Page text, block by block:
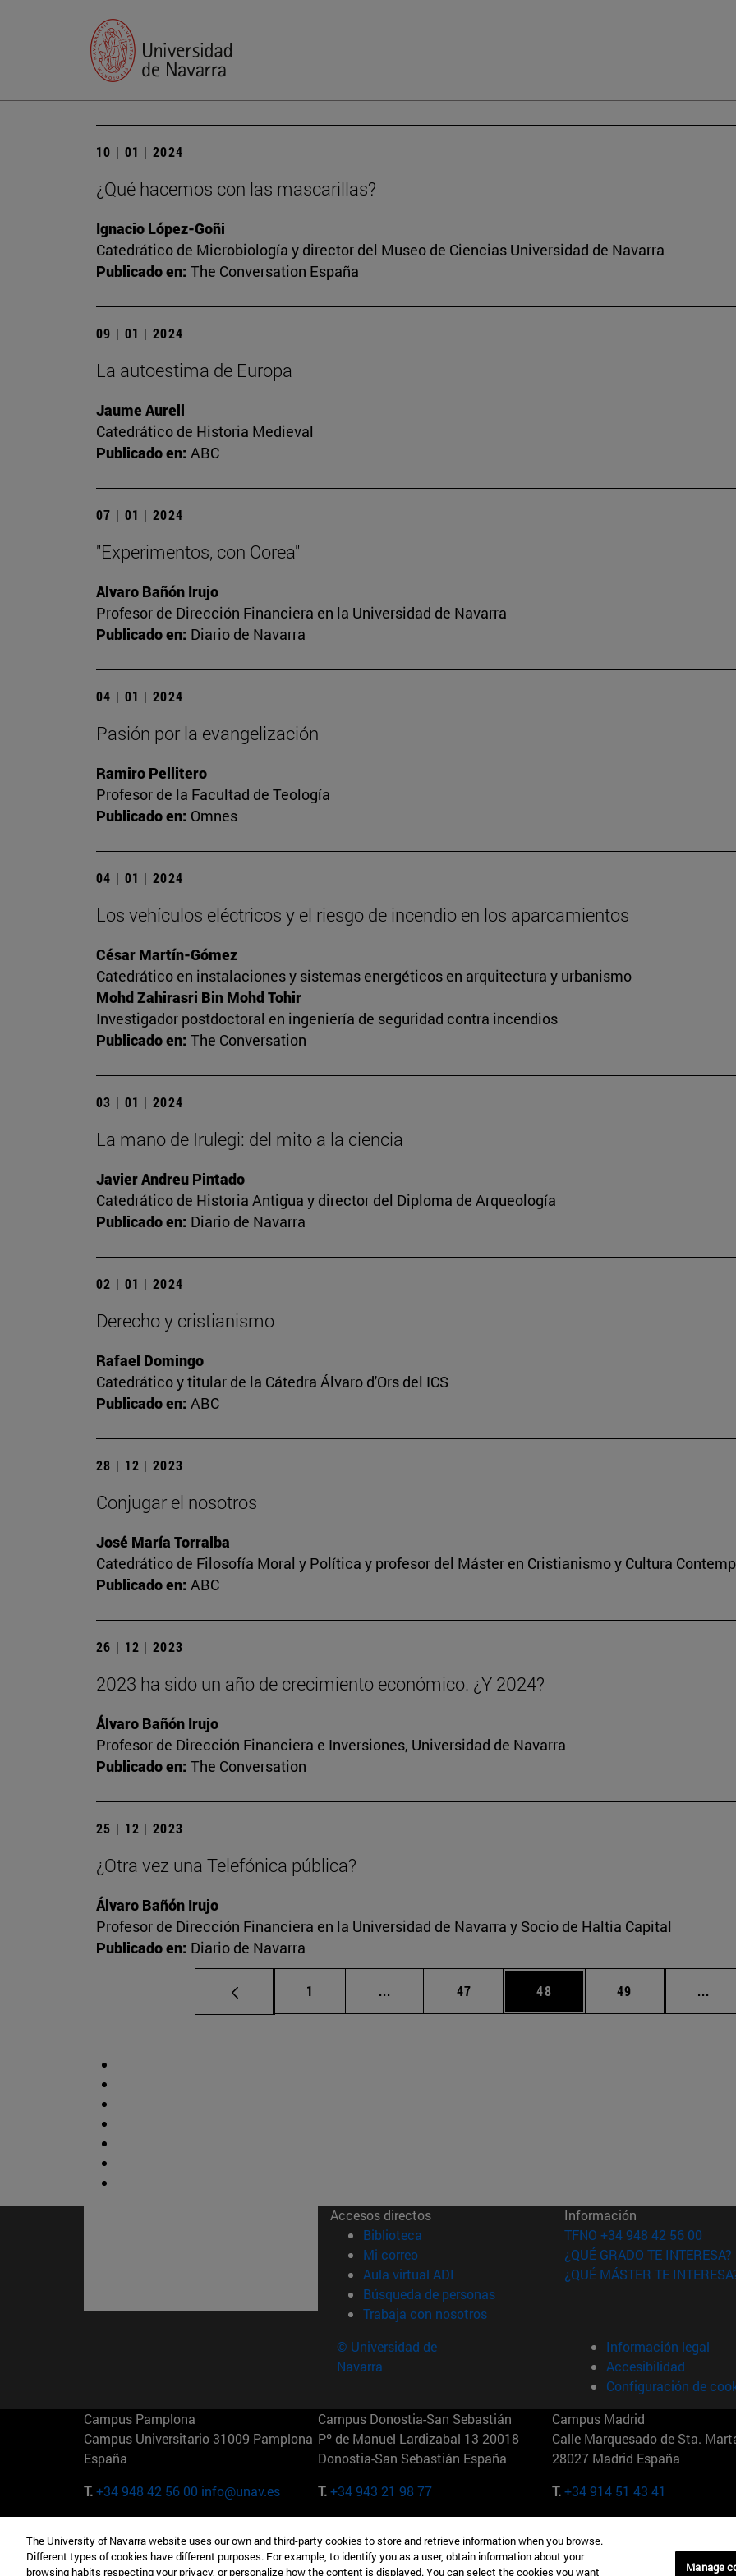
10 | 01 | 2024
¿Qué hacemos con las mascarillas?
Ignacio López-Goñi
Catedrático de Microbiología y director del Museo de Ciencias Universidad de Navarra
Publicado en: The Conversation España
09 | 01 | 2024
La autoestima de Europa
Jaume Aurell
Catedrático de Historia Medieval
Publicado en: ABC
07 | 01 | 2024
"Experimentos, con Corea"
Alvaro Bañón Irujo
Profesor de Dirección Financiera en la Universidad de Navarra
Publicado en: Diario de Navarra
04 | 01 | 2024
Pasión por la evangelización
Ramiro Pellitero
Profesor de la Facultad de Teología
Publicado en: Omnes
04 | 01 | 2024
Los vehículos eléctricos y el riesgo de incendio en los aparcamientos
César Martín-Gómez
Catedrático en instalaciones y sistemas energéticos en arquitectura y urbanismo
Mohd Zahirasri Bin Mohd Tohir
Investigador postdoctoral en ingeniería de seguridad contra incendios
Publicado en: The Conversation
03 | 01 | 2024
La mano de Irulegi: del mito a la ciencia
Javier Andreu Pintado
Catedrático de Historia Antigua y director del Diploma de Arqueología
Publicado en: Diario de Navarra
02 | 01 | 2024
Derecho y cristianismo
Rafael Domingo
Catedrático y titular de la Cátedra Álvaro d'Ors del ICS
Publicado en: ABC
28 | 12 | 2023
Conjugar el nosotros
José María Torralba
Catedrático de Filosofía Moral y Política y profesor del Máster en Cristianismo y Cultura
Publicado en: ABC
26 | 12 | 2023
2023 ha sido un año de crecimiento económico. ¿Y 2024?
Álvaro Bañón Irujo
Profesor de Dirección Financiera e Inversiones, Universidad de Navarra
Publicado en: The Conversation
25 | 12 | 2023
¿Otra vez una Telefónica pública?
Álvaro Bañón Irujo
Profesor de Dirección Financiera en la Universidad de Navarra y Socio de Haltia Capital
Publicado en: Diario de Navarra
Página
1 ... Páginas intermedias Use TAB para desplazarse.
Página
47 Página
48 Página
49 ...
Accesos directos
Biblioteca (abre en nueva ventana)
Mi correo(abre en nueva ventana)
Aula virtual ADI (abre en nueva ventana)
Búsqueda de personas(abre en nueva ventana)
Trabaja con nosotros(abre en nueva ventana)
Información
TFNO +34 948 42 56 00
¿QUÉ GRADO TE INTERESA?
¿QUÉ MÁSTER TE
© Universidad de
Navarra
Información legal
Accesibilidad
Configuración de
Campus Pamplona
Campus Universitario 31009 Pamplona
España
T.+34 948 42 56 00 info@unav.es
Campus Donostia-San Sebastián
Pº de Manuel Lardizabal 13 20018
Donostia-San Sebastián España
T.+34 943 21 98 77
Campus Madrid
Calle Marquesado de Sta.
28027 Madrid España
T.+34 914 51 43 41
Camino del Cerro Águila 3 28023
Madrid España
165 W 57th St 10019-2201 Nueva York
EE.UU
Maria-Theresia-Straße 15 81675
Múnich Alemania
The University of Navarra website uses our own and third-party cookies to store and retrieve information when you browse.
Different types of cookies have different purposes. For example, to identify you as a user, obtain information about your
browsing habits respecting your privacy, or personalize how the content is displayed. You can select the cookies you want
Manage